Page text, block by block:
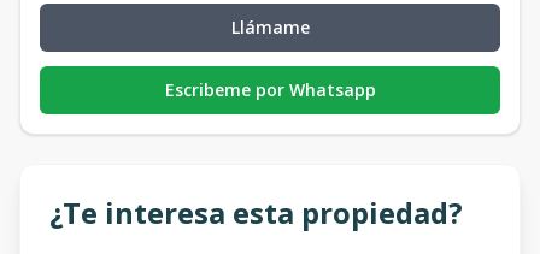
Llámame
Escribeme por Whatsapp
¿Te interesa esta propiedad?